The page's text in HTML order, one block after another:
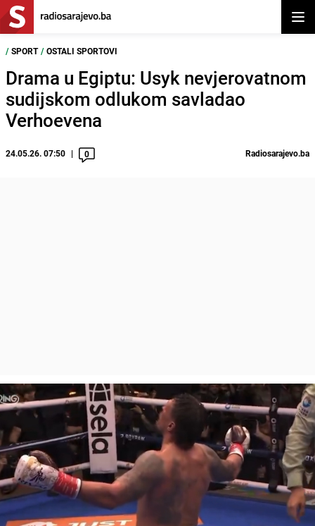
/ SPORT / OSTALI SPORTOVI
Drama u Egiptu: Usyk nevjerovatnom
sudijskom odlukom savladao
Verhoevena
24.05.26. 07:50 0 Radiosarajevo.ba